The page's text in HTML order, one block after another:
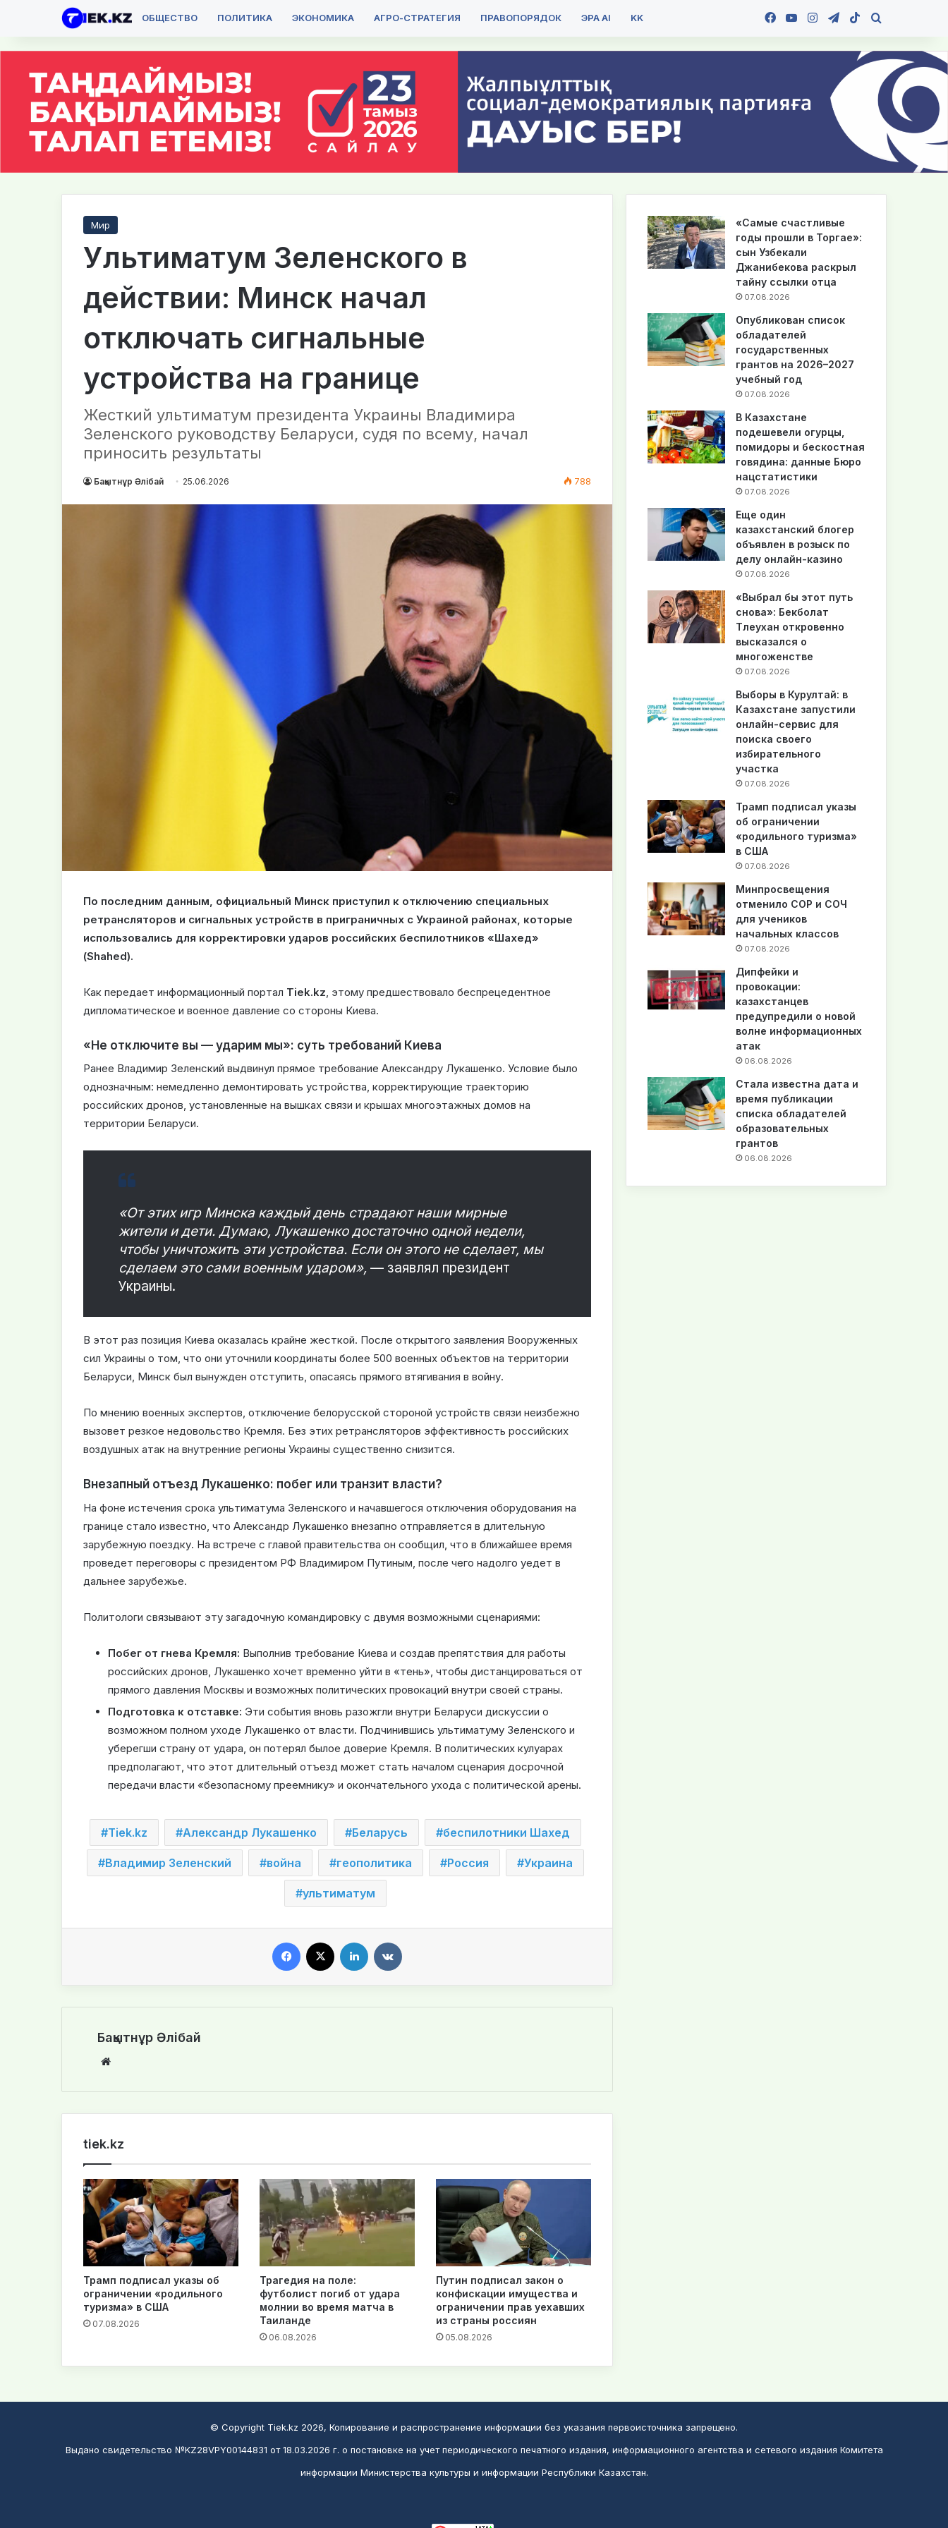
ОБЩЕСТВО ПОЛИТИКА ЭКОНОМИКА АГРО-СТРАТЕГИЯ ПРАВОПОРЯДОК ЭРА AI KK Facebook
YouTubeInstagramTelegram
TikTok
Мир
Ультиматум Зеленского в
действии: Минск начал
отключать сигнальные
устройства на границе
Жесткий ультиматум президента Украины Владимира
Зеленского руководству Беларуси, судя по всему, начал
приносить результаты
Бақытнұр Әлібай 25.06.2026 788
По последним данным, официальный Минск приступил к отключению специальных
ретрансляторов и сигнальных устройств в приграничных с Украиной районах, которые
использовались для корректировки ударов российских беспилотников «Шахед»
(Shahed).
Как передает информационный портал Tiek.kz , этому предшествовало беспрецедентное
дипломатическое и военное давление со стороны Киева.
«Не отключите вы — ударим мы»: суть требований Киева
Ранее Владимир Зеленский выдвинул прямое требование Александру Лукашенко. Условие было
однозначным: немедленно демонтировать устройства, корректирующие траекторию
российских дронов, установленные на вышках связи и крышах многоэтажных домов на
территории Беларуси.
«От этих игр Минска каждый день страдают наши мирные
жители и дети. Думаю, Лукашенко достаточно одной недели,
чтобы уничтожить эти устройства. Если он этого не сделает, мы
сделаем это сами военным ударом», — заявлял президент
Украины.
В этот раз позиция Киева оказалась крайне жесткой. После открытого заявления Вооруженных
сил Украины о том, что они уточнили координаты более 500 военных объектов на территории
Беларуси, Минск был вынужден отступить, опасаясь прямого втягивания в войну.
По мнению военных экспертов, отключение белорусской стороной устройств связи неизбежно
вызовет резкое недовольство Кремля. Без этих ретрансляторов эффективность российских
воздушных атак на внутренние регионы Украины существенно снизится.
Внезапный отъезд Лукашенко: побег или транзит власти?
На фоне истечения срока ультиматума Зеленского и начавшегося отключения оборудования на
границе стало известно, что Александр Лукашенко внезапно отправляется в длительную
зарубежную поездку. На встрече с главой правительства он сообщил, что в ближайшее время
проведет переговоры с президентом РФ Владимиром Путиным, после чего надолго уедет в
дальнее зарубежье.
Политологи связывают эту загадочную командировку с двумя возможными сценариями:
Побег от гнева Кремля: Выполнив требование Киева и создав препятствия для работы
российских дронов, Лукашенко хочет временно уйти в «тень», чтобы дистанцироваться от
прямого давления Москвы и возможных политических провокаций внутри своей страны.
Подготовка к отставке: Эти события вновь разожгли внутри Беларуси дискуссии о
возможном полном уходе Лукашенко от власти. Подчинившись ультиматуму Зеленского и
уберегши страну от удара, он потерял былое доверие Кремля. В политических кулуарах
предполагают, что этот длительный отъезд может стать началом сценария досрочной
передачи власти «безопасному преемнику» и окончательного ухода с политической арены.
Tiek.kz Александр Лукашенко Беларусь беспилотники Шахед
Владимир Зеленский война геополитика Россия Украина
ультиматум
Бақытнұр Әлібай
te
tiek.kz
Трамп подписал указы об
ограничении «родильного
туризма» в США
07.08.2026
Трагедия на поле:
футболист погиб от удара
молнии во время матча в
Таиланде
06.08.2026
Путин подписал закон о
конфискации имущества и
ограничении прав уехавших
из страны россиян
05.08.2026
«Самые счастливые
годы прошли в Торгае»:
сын Узбекали
Джанибекова раскрыл
тайну ссылки отца
07.08.2026
Опубликован список
обладателей
государственных
грантов на 2026–2027
учебный год
07.08.2026
В Казахстане
подешевели огурцы,
помидоры и бескостная
говядина: данные Бюро
нацстатистики
07.08.2026
Еще один
казахстанский блогер
объявлен в розыск по
делу онлайн-казино
07.08.2026
«Выбрал бы этот путь
снова»: Бекболат
Тлеухан откровенно
высказался о
многоженстве
07.08.2026
Выборы в Курултай: в
Казахстане запустили
онлайн-сервис для
поиска своего
избирательного
участка
07.08.2026
Трамп подписал указы
об ограничении
«родильного туризма»
в США
07.08.2026
Минпросвещения
отменило СОР и СОЧ
для учеников
начальных классов
07.08.2026
Дипфейки и
провокации:
казахстанцев
предупредили о новой
волне информационных
атак
06.08.2026
Стала известна дата и
время публикации
списка обладателей
образовательных
грантов
06.08.2026
© Copyright Tiek.kz 2026, Копирование и распространение информации без указания первоисточника запрещено.
Выдано свидетельство №KZ28VPY00144831 от 18.03.2026 г. о постановке на учет периодического печатного издания, информационного агентства и сетевого издания Комитета
информации Министерства культуры и информации Республики Казахстан.